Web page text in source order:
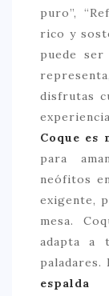
SALUDABLE
TAPAS
PRECIO
< 25 €
> 50 €
LIFESTYLE
puro”,
rico y
puede
disfrutas
Coque es
para
neófitos
exigente,
mesa.
adapta a
paladares.
espalda